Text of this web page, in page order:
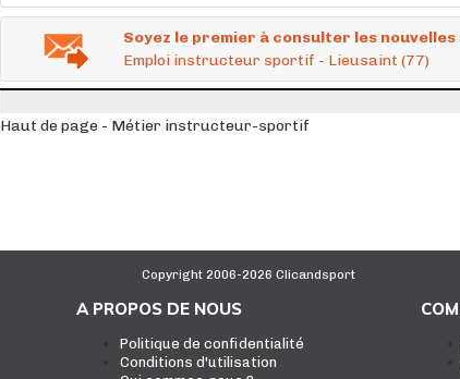
Soyez le premier à consulter les
Emploi instructeur sportif - Lieusaint (77)
Haut de page - Métier instructeur-sportif
Copyright 2006-2026 Clicandsport
A PROPOS DE NOUS
Politique de confidentialité
Conditions d'utilisation